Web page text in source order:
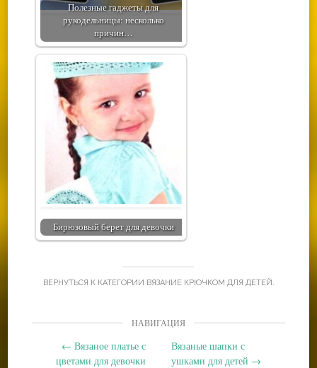
Полезные гаджеты для
рукодельницы: несколько
причин…
Бирюзовый берет для девочки
ВЕРНУТЬСЯ К КАТЕГОРИИ ВЯЗАНИЕ КРЮЧКОМ ДЛЯ ДЕТЕЙ .
НАВИГАЦИЯ
← Вязаное платье с
цветами для девочки
Вязаные шапки с
ушками для детей →